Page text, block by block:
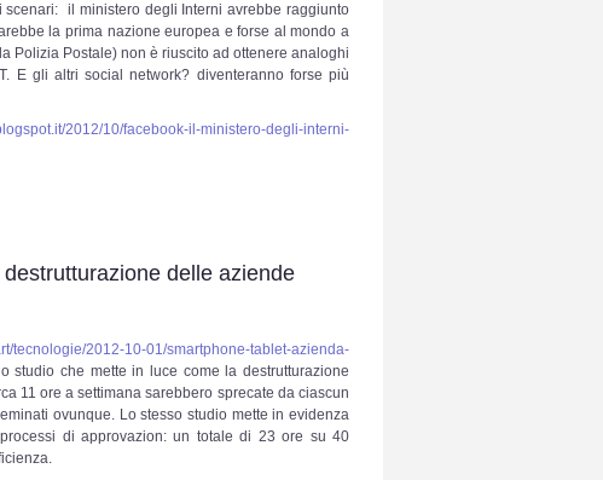
il ministero degli Interni avrebbe raggiunto
la prima nazione europea e forse al mondo a
Polizia Postale) non è riuscito ad ottenere analoghi
E gli altri social network? diventeranno forse più
2012/10/facebook-il-ministero-degli-interni-
delle aziende
tecnologie/2012-10-01/smartphone-tablet-azienda-
studio che mette in luce come la destrutturazione
11 ore a settimana sarebbero sprecate da ciascun
ovunque. Lo stesso studio mette in evidenza
di approvazion: un totale di 23 ore su 40